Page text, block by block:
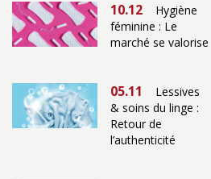
10.12
Hygiène
féminine : Le
marché se valorise
05.11
Lessives
& soins du linge :
Retour de
l’authenticité